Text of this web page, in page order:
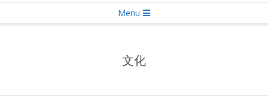
Navigation
Menu
文化